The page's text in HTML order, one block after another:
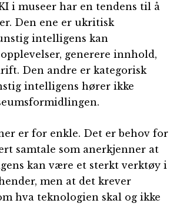
i museer har en tendens til å
Den ene er ukritisk
intelligens kan
generere innhold,
Den andre er kategorisk
intelligens hører ikke
er for enkle. Det er behov for
samtale som anerkjenner at
kan være et sterkt verktøy i
men at det krever
hva teknologien skal og ikke